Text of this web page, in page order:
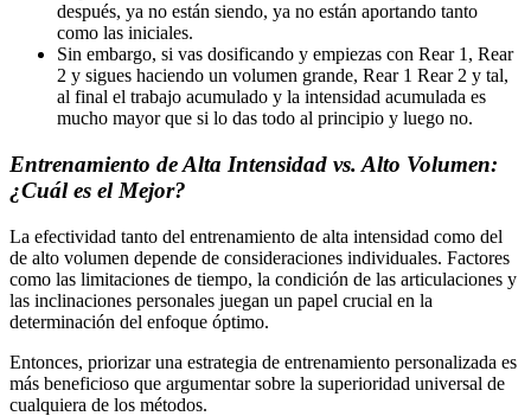
después, ya no están siendo, ya no están aportando tanto
como las iniciales.
Sin embargo, si vas dosificando y empiezas con Rear 1, Rear
2 y sigues haciendo un volumen grande, Rear 1 Rear 2 y tal,
al final el trabajo acumulado y la intensidad acumulada es
mucho mayor que si lo das todo al principio y luego no.
Entrenamiento de Alta Intensidad vs. Alto Volumen:
¿Cuál es el Mejor?
La efectividad tanto del entrenamiento de alta intensidad como del
de alto volumen depende de consideraciones individuales. Factores
como las limitaciones de tiempo, la condición de las articulaciones y
las inclinaciones personales juegan un papel crucial en la
determinación del enfoque óptimo.
Entonces, priorizar una estrategia de entrenamiento personalizada es
más beneficioso que argumentar sobre la superioridad universal de
cualquiera de los métodos.